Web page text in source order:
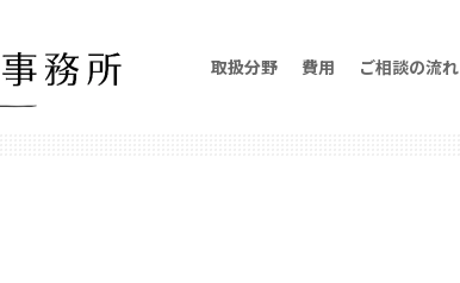
取扱分野 費用 ご相談の流れ